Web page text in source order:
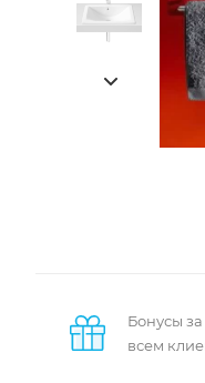
Бонусы
всем